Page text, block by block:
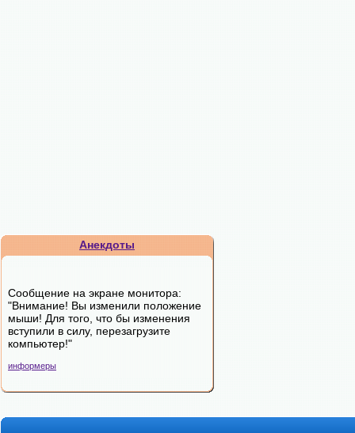
Анекдоты
Сообщение на экране монитора:
"Внимание! Вы изменили положение
мыши! Для того, что бы изменения
вступили в силу, перезагрузите
компьютер!"
информеры